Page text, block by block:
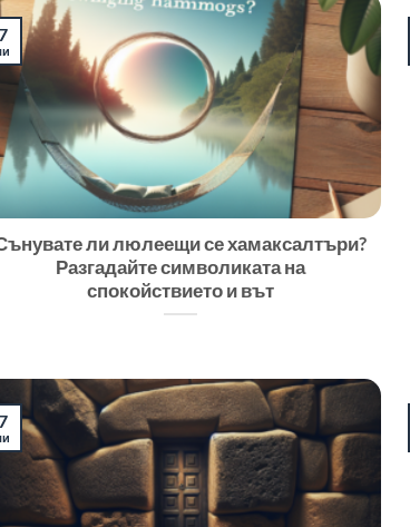
ли люлеещи се хамаксалтъри?
Разгадайте символиката на
спокойствието и вът